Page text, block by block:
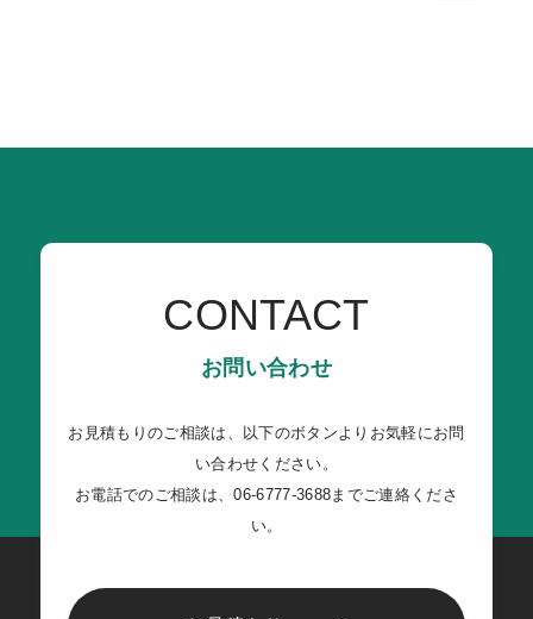
CONTACT
お問い合わせ
お見積もりのご相談は、以下のボタンよりお気軽にお問
い合わせください。
お電話でのご相談は、06-6777-3688までご連絡くださ
い。